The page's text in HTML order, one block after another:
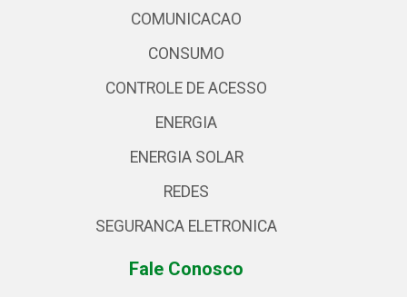
COMUNICACAO
CONSUMO
CONTROLE DE ACESSO
ENERGIA
ENERGIA SOLAR
REDES
SEGURANCA ELETRONICA
Fale Conosco